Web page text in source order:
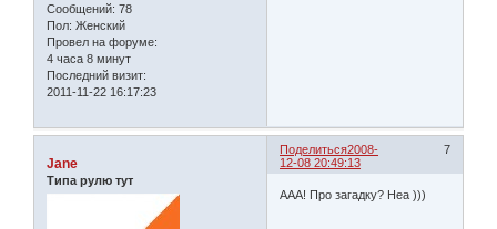
Сообщений: 78
Пол: Женский
Провел на форуме:
4 часа 8 минут
Последний визит:
2011-11-22 16:17:23
Поделиться 7
2008-
12-08 20:49:13
Jane
Типа рулю тут
ААА! Про загадку? Неа )))